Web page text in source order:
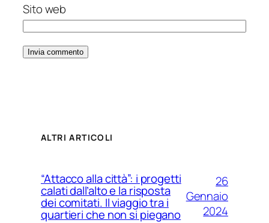
Sito web
ALTRI ARTICOLI
“Attacco alla città”: i progetti
calati dall’alto e la risposta
dei comitati. Il viaggio tra i
quartieri che non si piegano
26
Gennaio
2024